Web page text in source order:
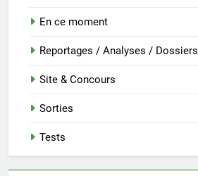
En ce moment
Reportages / Analyses / Dossiers
Site & Concours
Sorties
Tests